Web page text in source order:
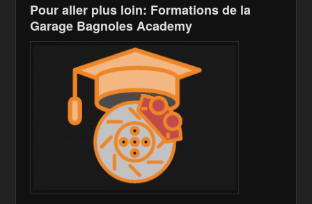
Pour aller plus loin: Formations de la
Garage Bagnoles Academy